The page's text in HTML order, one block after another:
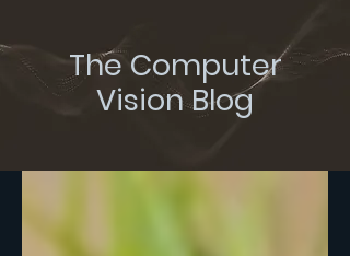
The Computer
Vision Blog